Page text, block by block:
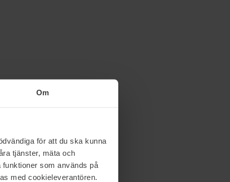
Om
för att du ska kunna
tjänster, mäta och
som används på
med cookieleverantören.